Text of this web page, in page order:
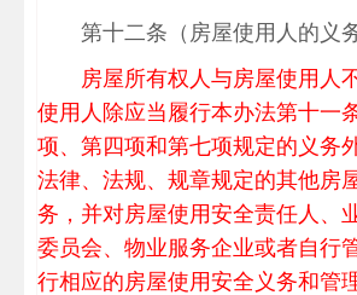
第十二条（房屋使用人的义务
房屋所有权人与房屋使用人
使用人除应当履行本办法第十一
项、第四项和第七项规定的义务
法律、法规、规章规定的其他房
务，并对房屋使用安全责任人、
委员会、物业服务企业或者自行
行相应的房屋使用安全义务和管